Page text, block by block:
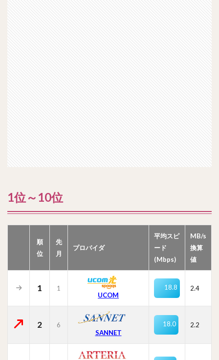
1位～10位
順
位
先
月
プロバイダ
平均スピ
ード
(Mbps)
MB/s
換算
値
1
1
UCOM
18.8 2.4
2
6
SANNET
18.0 2.2